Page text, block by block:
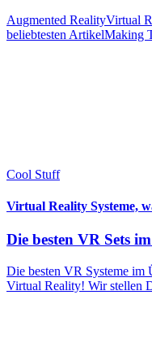
Augmented RealityVirtual
beliebtesten ArtikelMaking
Cool Stuff
Virtual Reality Systeme,
Die besten VR Sets
Die besten VR Systeme
Virtual Reality! Wir stellen